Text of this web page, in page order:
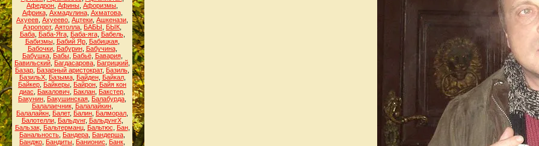
Афедрон Афины Афоризмы
Африка, Ахмадулина, Ахматова,
Ахуеев Ахуеево Ацтеки Ашкенази
Аэропорт, Аятолла БАБЫ БЫК
Баба, Баба-Яга, Баба-яга, Бабель,
Бабизмы, Бабий Яр, Бабицкая,
Бабочки, Бабурин, Бабучина,
Бабушка, Бабы, Бабьё, Бавария,
Бавильский Багдасарова Багрицкий
Базар Базарный аристократ, Базиль
БазильХ, Базыма, Байден, Байкал,
Байкер Байкеры Байрон Байя кон
диас
Бакалович Баклан Бакстер
Бакунин Бакушинская Балабурда
Балалаечник, Балалайкин,
Балалайкн Балет, Балин Балморал
Балотелли, Бальдунг, БальдунгХ,
Бальзак, Бальтерманц, Бальтюс Бан,
Банальность Бандера Бандерша
Банджо Бандиты Банионис Банк